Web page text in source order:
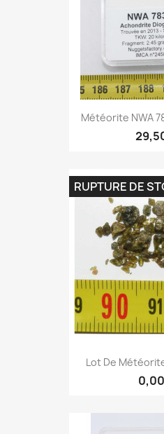
Météorite NWA
Lot De
RUPTURE DE